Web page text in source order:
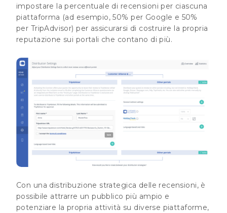
impostare la percentuale di recensioni per ciascuna
piattaforma (ad esempio, 50% per Google e 50%
per TripAdvisor) per assicurarsi di costruire la propria
reputazione sui portali che contano di più.
Con una distribuzione strategica delle recensioni, è
possibile attrarre un pubblico più ampio e
potenziare la propria attività su diverse piattaforme,